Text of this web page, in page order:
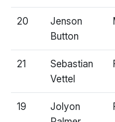
20
Jenson
Button
21
Sebastian
Vettel
19
Jolyon